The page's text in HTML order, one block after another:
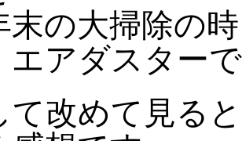
末の大掃除の
エアダスター
て改めて見る